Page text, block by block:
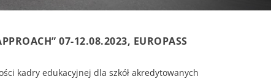
07-12.08.2023, EUROPASS
kadry edukacyjnej dla szkół akredytowanych